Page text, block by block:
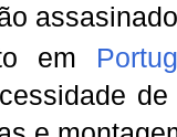
em